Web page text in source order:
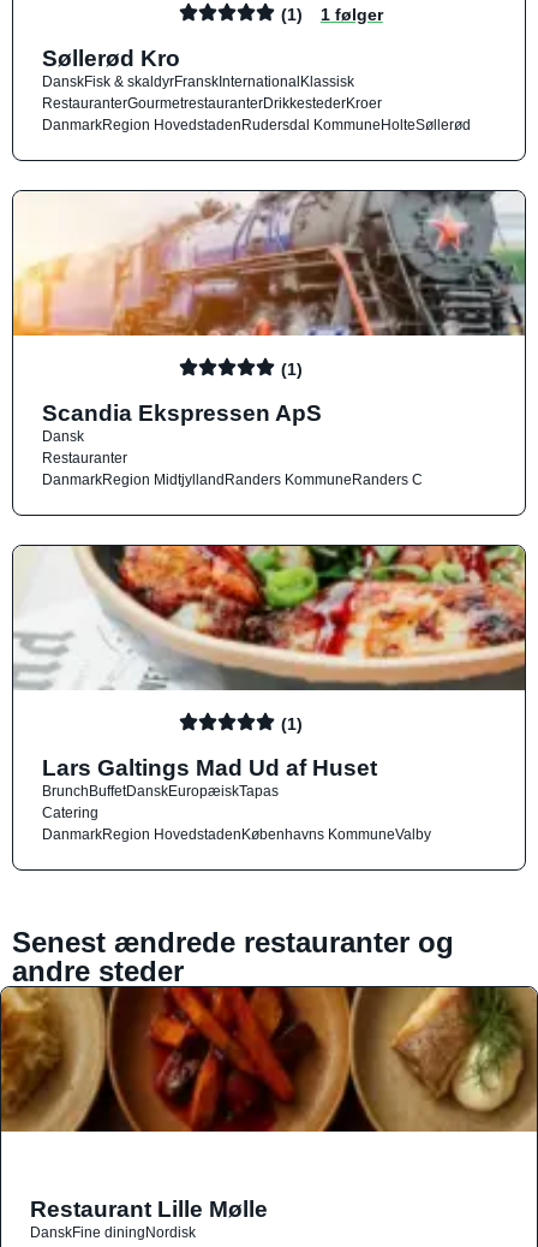
(1) 1 følger
Søllerød Kro
DanskFisk & skaldyrFranskInternationalKlassisk
RestauranterGourmetrestauranterDrikkestederKroer
DanmarkRegion HovedstadenRudersdal KommuneHolteSøllerød
(1)
Scandia Ekspressen ApS
Dansk
Restauranter
DanmarkRegion MidtjyllandRanders KommuneRanders C
(1)
Lars Galtings Mad Ud af Huset
BrunchBuffetDanskEuropæiskTapas
Catering
DanmarkRegion HovedstadenKøbenhavns KommuneValby
Senest ændrede restauranter og
andre steder
Restaurant Lille Mølle
DanskFine diningNordisk